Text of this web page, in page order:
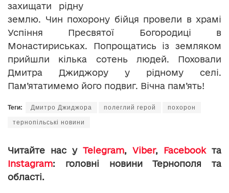
захищати рідну
землю. Чин похорону бійця провели в храмі
Успіння Пресвятої Богородиці в
Монастириськах. Попрощатись із земляком
прийшли кілька сотень людей. Поховали
Дмитра Джиджору у рідному селі.
Пам’ятатимемо його подвиг. Вічна пам’ять!
Теги: Дмитро Джиджора полеглий герой похорон
тернопільські новини
Читайте нас у Telegram, Viber, Facebookта
Instagram: головні новини Тернополя та
області.